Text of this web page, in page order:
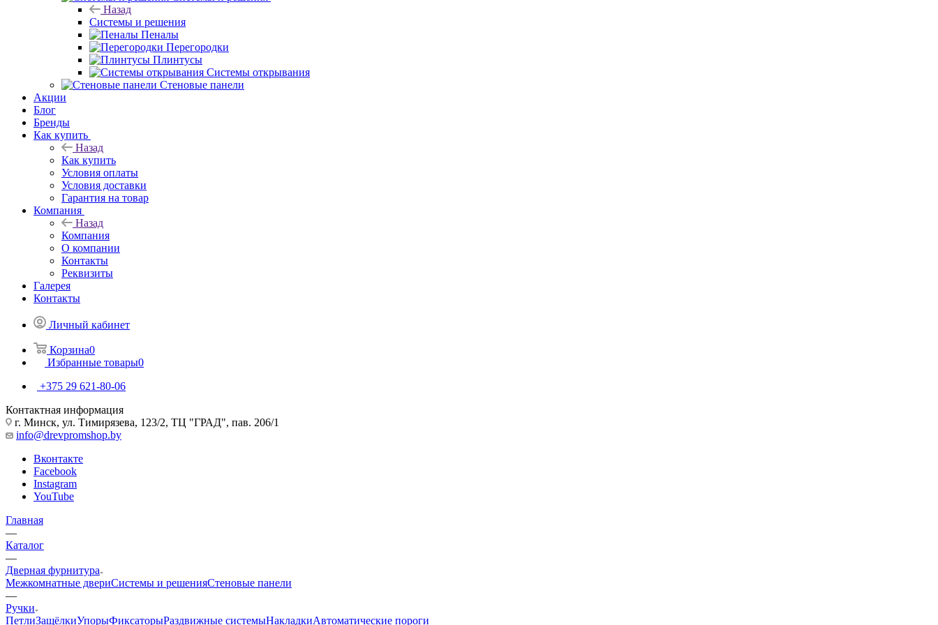
Назад
Системы и решения
Пеналы
Перегородки
Плинтусы
Системы открывания
Стеновые панели
Акции
Блог
Бренды
Как купить
Назад
Как купить
Условия оплаты
Условия доставки
Гарантия на товар
Компания
Назад
Компания
О компании
Контакты
Реквизиты
Галерея
Контакты
Личный кабинет
Корзина0
Избранные товары0
+375 29 621-80-06
Контактная информация
г. Минск, ул. Тимирязева, 123/2, ТЦ "ГРАД", пав. 206/1
info@drevpromshop.by
Вконтакте
Facebook
Instagram
YouTube
Главная
—
Каталог
—
Дверная фурнитура
Межкомнатные двериСистемы и решенияСтеновые панели
—
Ручки
ПетлиЗащёлкиУпорыФиксаторыРаздвижные системыНакладкиАвтоматические пороги